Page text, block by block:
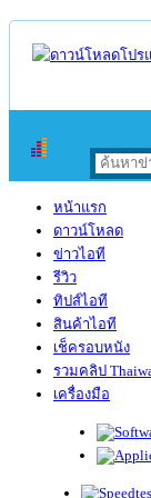
หน้าแรก
ดาวน์โหลด
ข่าวไอที
รีวิว
ทิปส์ไอที
สินค้าไอที
เช็ครอบหนัง
รวมคลิป
เครื่องมือ